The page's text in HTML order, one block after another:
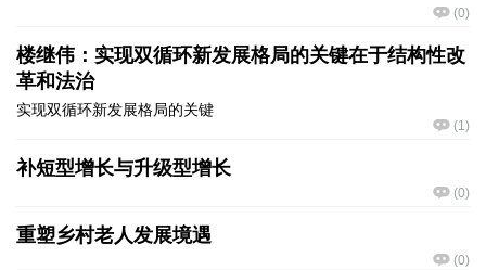
(0)
楼继伟：实现双循环新发展格局的关键在于结构性改
革和法治
实现双循环新发展格局的关键
(1)
补短型增长与升级型增长
(0)
重塑乡村老人发展境遇
(0)